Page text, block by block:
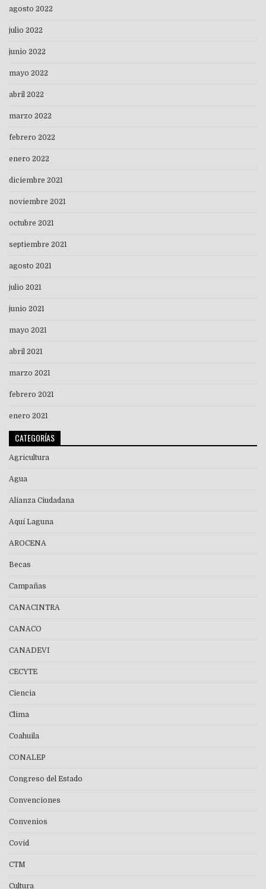
agosto 2022
julio 2022
junio 2022
mayo 2022
abril 2022
marzo 2022
febrero 2022
enero 2022
diciembre 2021
noviembre 2021
octubre 2021
septiembre 2021
agosto 2021
julio 2021
junio 2021
mayo 2021
abril 2021
marzo 2021
febrero 2021
enero 2021
CATEGORÍAS
Agricultura
Agua
Alianza Ciudadana
Aquí Laguna
AROCENA
Becas
Campañas
CANACINTRA
CANACO
CANADEVI
CECYTE
Ciencia
Clima
Coahuila
CONALEP
Congreso del Estado
Convenciones
Convenios
Covid
CTM
Cultura